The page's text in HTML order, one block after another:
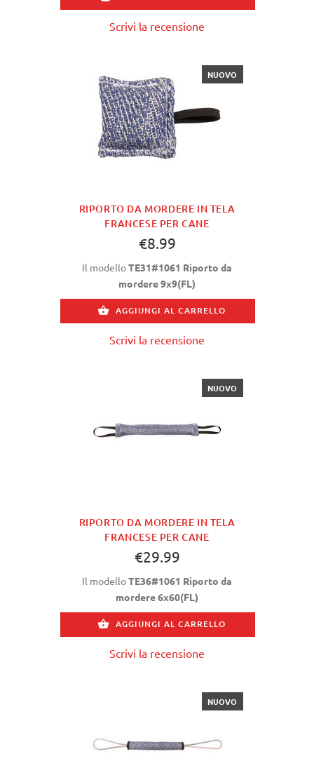
Scrivi la recensione
RIPORTO DA MORDERE IN TELA
FRANCESE PER CANE
NUOVO
€8.99
Il modelloTE31#1061 Riporto da
mordere 9x9(FL)
AGGIUNGI AL CARRELLO
Scrivi la recensione
RIPORTO DA MORDERE IN TELA
FRANCESE PER CANE
NUOVO
€29.99
Il modelloTE36#1061 Riporto da
mordere 6x60(FL)
AGGIUNGI AL CARRELLO
Scrivi la recensione
NUOVO